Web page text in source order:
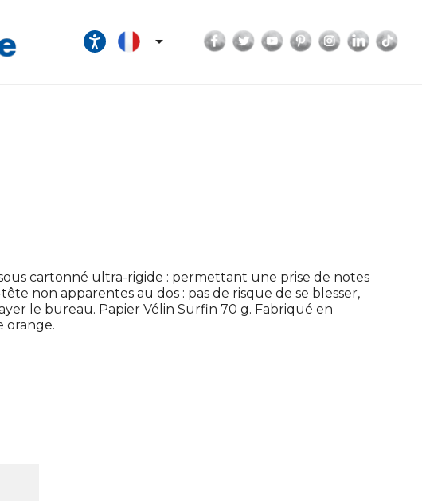
 Facebook
TwitterYouTubePinterestInstagram
cartonné ultra-rigide : permettant une prise de notes
non apparentes au dos : pas de risque de se blesser,
le bureau. Papier Vélin Surfin 70 g. Fabriqué en
orange.